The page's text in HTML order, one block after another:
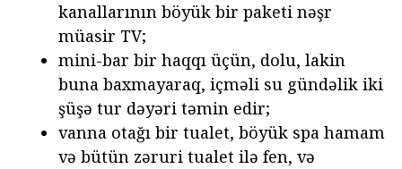
kanallarının böyük bir paketi nəşr
müasir TV;
mini-bar bir haqqı üçün, dolu, lakin
buna baxmayaraq, içməli su gündəlik iki
şüşə tur dəyəri təmin edir;
vanna otağı bir tualet, böyük spa hamam
və bütün zəruri tualet ilə fen, və